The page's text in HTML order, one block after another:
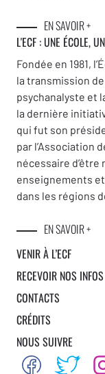
EN SAVOIR +
L'ECF : UNE ÉCOLE,
Fondée en 1981,
la transmission
psychanalyste et
la dernière
qui fut son
par l’Association
nécessaire
enseignements
dans les régions
EN SAVOIR +
VENIR À L’ECF
RECEVOIR NOS INFOS
CONTACTS
CRÉDITS
NOUS SUIVRE